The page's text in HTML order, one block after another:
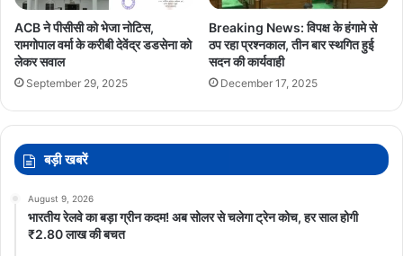
ACB ने पीसीसी को भेजा नोटिस,
रामगोपाल वर्मा के करीबी देवेंद्र डडसेना को
लेकर सवाल
September 29, 2025
Breaking News: विपक्ष के हंगामे से
ठप रहा प्रश्नकाल, तीन बार स्थगित हुई
सदन की कार्यवाही
December 17, 2025
बड़ी खबरें
August 9, 2026
भारतीय रेलवे का बड़ा ग्रीन कदम! अब सोलर से चलेगा ट्रेन कोच, हर साल होगी
₹2.80 लाख की बचत